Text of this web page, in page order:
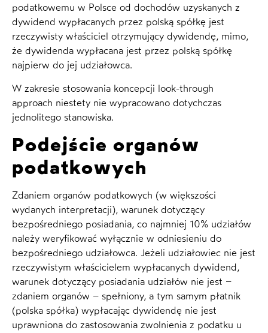
podatkowemu w Polsce od dochodów uzyskanych z
dywidend wypłacanych przez polską spółkę jest
rzeczywisty właściciel otrzymujący dywidendę, mimo,
że dywidenda wypłacana jest przez polską spółkę
najpierw do jej udziałowca.
W zakresie stosowania koncepcji look-through
approach niestety nie wypracowano dotychczas
jednolitego stanowiska.
Podejście organów
podatkowych
Zdaniem organów podatkowych (w większości
wydanych interpretacji), warunek dotyczący
bezpośredniego posiadania, co najmniej 10% udziałów
należy weryfikować wyłącznie w odniesieniu do
bezpośredniego udziałowca. Jeżeli udziałowiec nie jest
rzeczywistym właścicielem wypłacanych dywidend,
warunek dotyczący posiadania udziałów nie jest –
zdaniem organów – spełniony, a tym samym płatnik
(polska spółka) wypłacając dywidendę nie jest
uprawniona do zastosowania zwolnienia z podatku u